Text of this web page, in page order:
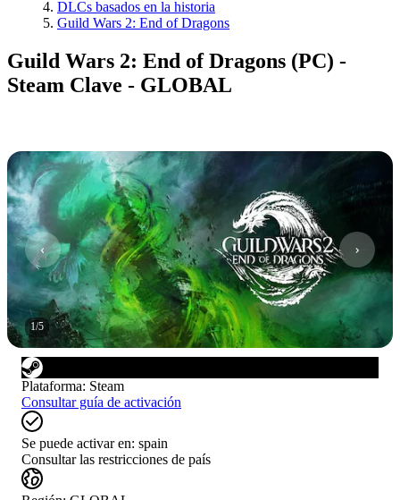
DLCs basados en la historia
Guild Wars 2: End of Dragons
Guild Wars 2: End of Dragons (PC) -
Steam Clave - GLOBAL
1/5
Plataforma: Steam
Consultar guía de activación
Se puede activar en: spain
Consultar las restricciones de país